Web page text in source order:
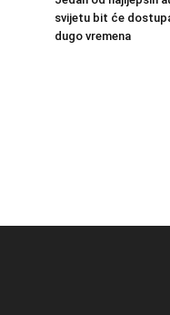
svijetu bit će
dugo vremena